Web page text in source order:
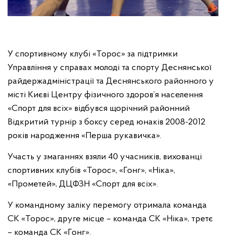
У спортивному клубі «Торос» за підтримки
Управління у справах молоді та спорту Деснянської
райдержадміністрації та Деснянського районного у
місті Києві Центру фізичного здоров’я населення
«Спорт для всіх» відбувся щорічний районний
Відкритий турнір з боксу серед юнаків 2008-2012
років народження «Перша рукавичка».
Участь у змаганнях взяли 40 учасників, вихованці
спортивних клубів «Торос», «Гонг», «Ніка»,
«Прометей», ДЦФЗН «Спорт для всіх».
У командному заліку перемогу отримала команда
СК «Торос», друге місце – команда СК «Ніка», третє
– команда СК «Гонг».